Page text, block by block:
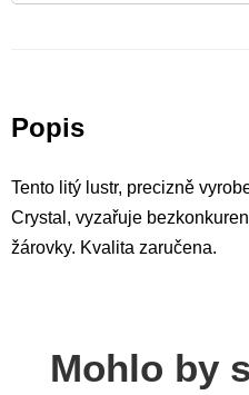
Popis
Tento litý lustr, precizně
Crystal, vyzařuje
žárovky. Kvalita zaručena.
Mohlo by